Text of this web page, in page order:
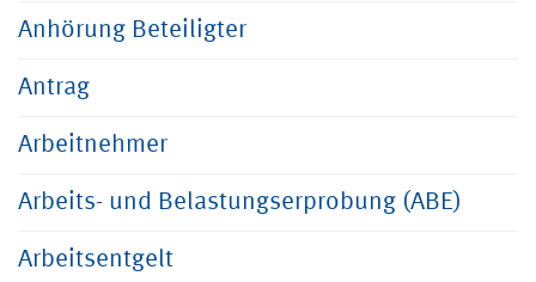
Anhörung Beteiligter
Antrag
Arbeitnehmer
Arbeits- und Belastungserprobung (ABE)
Arbeitsentgelt